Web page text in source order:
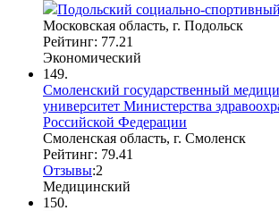
Подольский социально-
Московская область, г. Подольск
Рейтинг: 77.21
Экономический
149.
Смоленский государственный
университет Министерства
Российской Федерации
Смоленская область, г. Смоленск
Рейтинг: 79.41
Отзывы:2
Медицинский
150.